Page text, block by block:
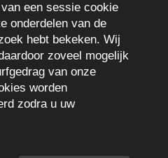
een sessie cookie
onderdelen van de
hebt bekeken. Wij
zoveel mogelijk
van onze
worden
zodra u uw